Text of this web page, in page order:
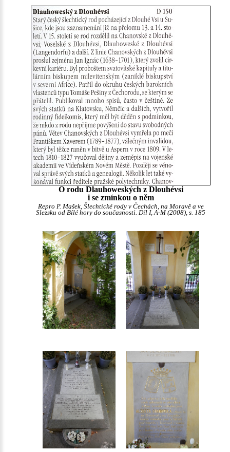
O rodu Dlauhoweských z Dlouhévsi
i se zmínkou o něm
Repro P. Mašek, Šlechtické rody v Čechách, na Moravě a ve
Slezsku od Bílé hory do současnosti. Díl I, A-M (2008), s. 185